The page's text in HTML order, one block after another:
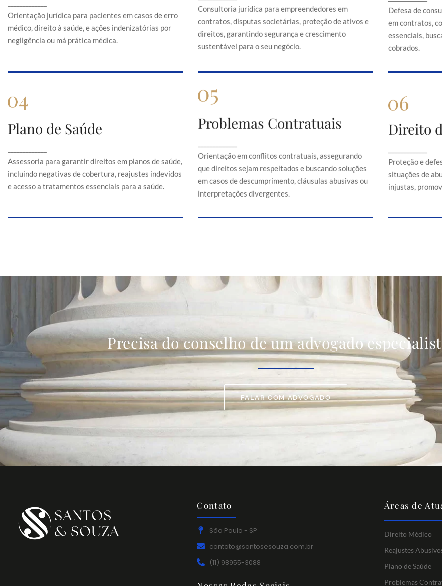
Orientação jurídica para pacientes em casos de erro
médico, direito à saúde, e ações indenizatórias por
negligência ou má prática médica.
erro médico, direito à saúde, e ações
indenizatórias por negligência ou má prática
médica.
Consultoria jurídica para empreendedores em
contratos, disputas societárias, proteção de ativos e
direitos, garantindo segurança e crescimento
sustentável para o seu negócio.
contratos, disputas societárias, proteção de
ativos e direitos, garantindo segurança e
crescimento sustentável para o seu negócio.
Defesa de
em contratos,
essenciais,
cobrados.
Plano de Saúde
Assessoria para garantir direitos em planos de saúde,
incluindo negativas de cobertura, reajustes indevidos
e acesso a tratamentos essenciais para a saúde.
Plano de Saúde
reajustes indevidos e acesso a tratamentos
Problemas Contratuais
Orientação em conflitos contratuais, assegurando
que direitos sejam respeitados e buscando soluções
em casos de descumprimento, cláusulas abusivas ou
interpretações divergentes.
Problemas Contratuais
assegurando que direitos sejam respeitados e
buscando soluções em casos de
descumprimento, cláusulas abusivas ou
interpretações divergentes.
Direito
Proteção e
situações de
injustas,
Precisa do conselho de um advogado
FALAR COM ADVOGADO
Contato
São Paulo - SP
contato@santosesouza.com.br
(11) 98955-3088
Áreas de
Direito Médico
Reajustes
Plano de Saúde
Problemas